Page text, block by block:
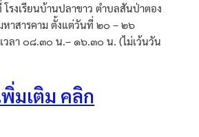
โรงเรียนบ้านปลาขาว ตำบลสันป่าตอง
หาสารคาม ตั้งแต่วันที่ ๒๐ – ๒๖
วลา ๐๘.๓๐ น.– ๑๖.๓๐ น. (ไม่เว้นวัน
พิ่มเติม คลิก